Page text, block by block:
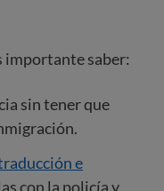
importante saber:
sin tener que
e
con la policía y